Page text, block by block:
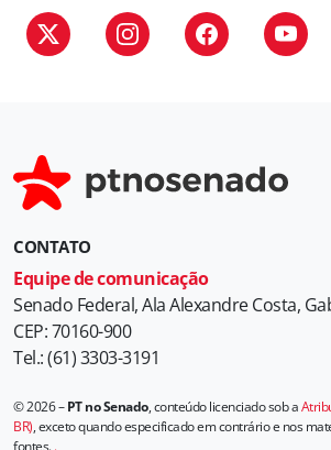
CONTATO
Equipe de comunicação
Senado Federal, Ala Alexandre Costa,
CEP: 70160-900
Tel.: (61) 3303-3191
© 2026 –PT no Senado, conteúdo licenciado sob a
BR), exceto quando especificado em contrário e nos
fontes. .